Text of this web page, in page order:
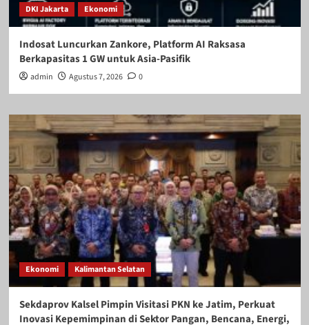
DKI Jakarta Ekonomi
Indosat Luncurkan Zankore, Platform AI Raksasa
Berkapasitas 1 GW untuk Asia-Pasifik
admin Agustus 7, 2026 0
Ekonomi Kalimantan Selatan
Sekdaprov Kalsel Pimpin Visitasi PKN ke Jatim, Perkuat
Inovasi Kepemimpinan di Sektor Pangan, Bencana, Energi,